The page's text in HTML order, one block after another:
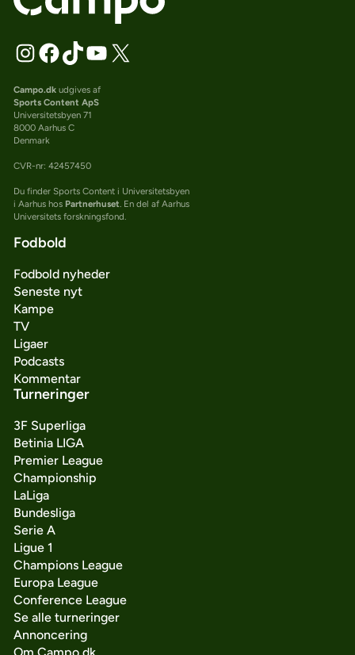
Campo.dkudgives af
Sports Content ApS
Universitetsbyen 71
8000 Aarhus C
Denmark
CVR-nr: 42457450
Du finder Sports Content i Universitetsbyen
i Aarhus hos Partnerhuset. En del af Aarhus
Universitets forskningsfond.
Fodbold
Fodbold nyheder
Seneste nyt
Kampe
TV
Ligaer
Podcasts
Kommentar
Turneringer
3F Superliga
Betinia LIGA
Premier League
Championship
LaLiga
Bundesliga
Serie A
Ligue 1
Champions League
Europa League
Conference League
Se alle turneringer
Annoncering